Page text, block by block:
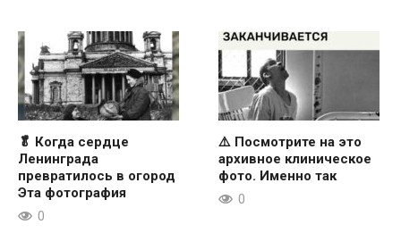
🥬 Когда сердце
Ленинграда
превратилось в огород
Эта фотография
0
⚠️ Посмотрите на это
архивное клиническое
фото. Именно так
0